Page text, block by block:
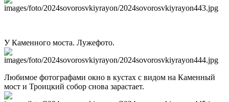
У Каменного моста. Лужефото.
Любимое фотографами окно в кустах с видом на Каменный
мост и Троицкий собор снова зарастает.